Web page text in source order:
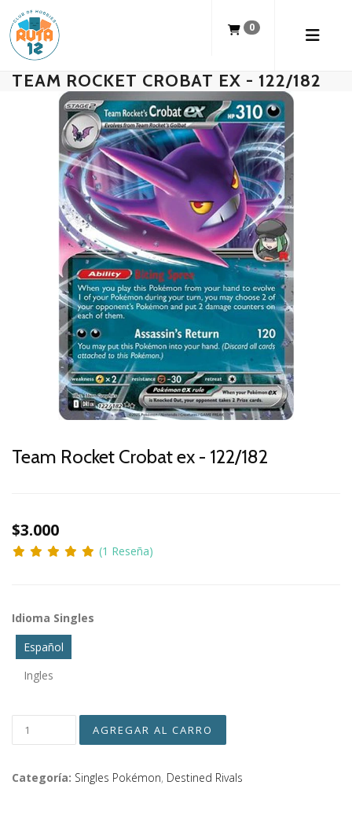
0
TEAM ROCKET CROBAT EX - 122/182
Team Rocket Crobat ex - 122/182
$3.000
(1 Reseña)
Idioma Singles
Español
Ingles
Categoría: Singles Pokémon, Destined Rivals